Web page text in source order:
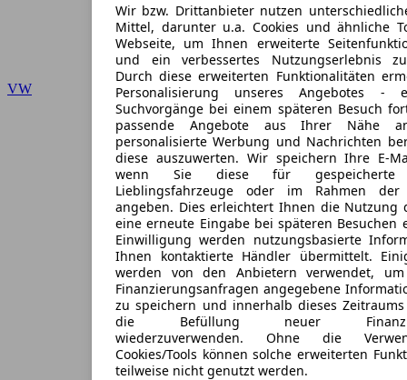
Wir bzw. Drittanbieter nutzen
Mittel, darunter u.a. Cookies und ähnliche
Webseite, um Ihnen erweiterte
und ein verbessertes Nutzungserlebnis
Durch diese erweiterten Funktionalitäten
Personalisierung unseres Angebotes
Suchvorgänge bei einem späteren Besuch
passende Angebote aus Ihrer Nähe
personalisierte Werbung und Nachrichten
diese auszuwerten. Wir speichern Ihre E-
wenn Sie diese für gespeicherte
Lieblingsfahrzeuge oder im Rahmen der
angeben. Dies erleichtert Ihnen die Nutzung
eine erneute Eingabe bei späteren
Einwilligung werden nutzungsbasierte
Ihnen kontaktierte Händler übermittelt.
werden von den Anbietern verwendet,
Finanzierungsanfragen angegebene
zu speichern und innerhalb dieses
die Befüllung neuer
wiederzuverwenden. Ohne die
Cookies/Tools können solche erweiterten
teilweise nicht genutzt werden.
VW